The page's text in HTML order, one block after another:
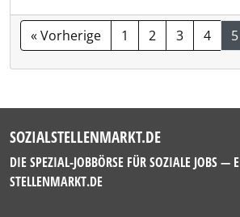
« Vorherige 1 2 3 4 5
SOZIALSTELLENMARKT.DE
DIE SPEZIAL-JOBBÖRSE FÜR SOZIALE JOBS —
STELLENMARKT.DE